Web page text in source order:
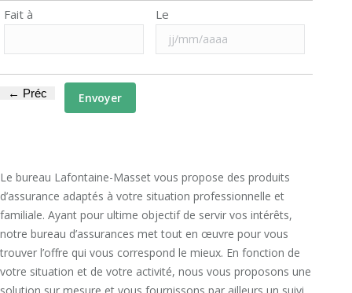
Fait à Le
Le bureau Lafontaine-Masset vous propose des produits
d’assurance adaptés à votre situation professionnelle et
familiale. Ayant pour ultime objectif de servir vos intérêts,
notre bureau d’assurances met tout en œuvre pour vous
trouver l’offre qui vous correspond le mieux. En fonction de
votre situation et de votre activité, nous vous proposons une